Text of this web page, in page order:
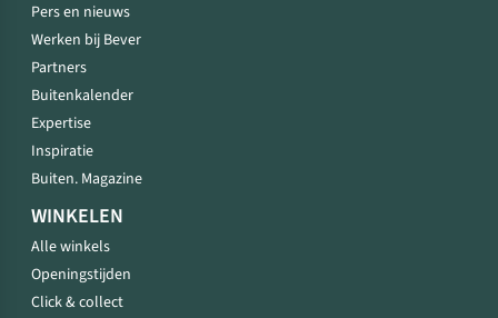
Pers en nieuws
Werken bij Bever
Partners
Buitenkalender
Expertise
Inspiratie
Buiten. Magazine
WINKELEN
Alle winkels
Openingstijden
Click & collect